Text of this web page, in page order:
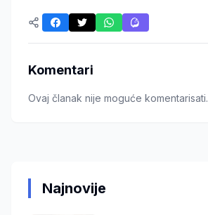
Komentari
Ovaj članak nije moguće komentarisati.
Najnovije